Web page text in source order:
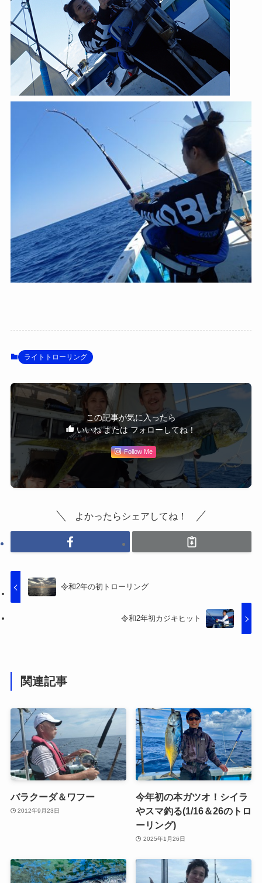
ライトトローリング
この記事が気に入ったら
いいね または フォローしてね！
Follow Me
よかったらシェアしてね！
令和2年の初トローリング
令和2年初カジキヒット
関連記事
バラクーダ＆ワフー
2012年9月23日
今年初の本ガツオ！シイラ
やスマ釣る(1/16＆26のトロ
ーリング)
2025年1月26日